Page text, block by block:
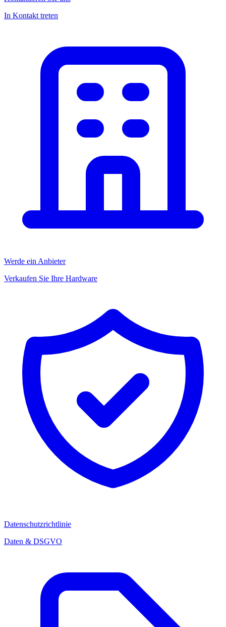
In Kontakt treten
Werde ein Anbieter
Verkaufen Sie Ihre Hardware
Datenschutzrichtlinie
Daten & DSGVO